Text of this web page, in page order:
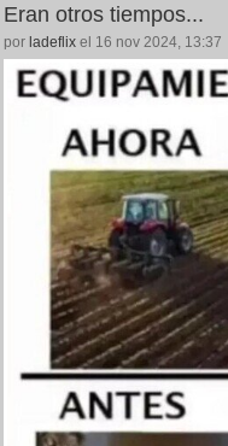
Eran otros tiempos...
por ladeflix el 16 nov 2024, 13:37